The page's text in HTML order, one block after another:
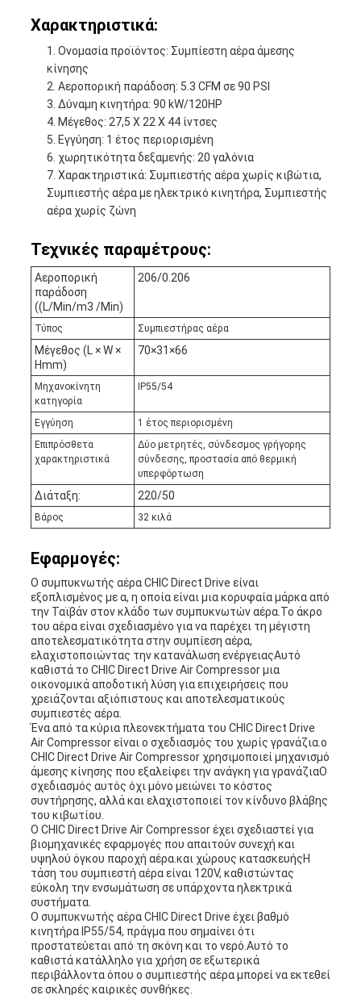
Χαρακτηριστικά:
Ονομασία προϊόντος: Συμπίεστη αέρα άμεσης
κίνησης
Αεροπορική παράδοση: 5.3 CFM σε 90 PSI
Δύναμη κινητήρα: 90 kW/120HP
Μέγεθος: 27,5 X 22 X 44 ίντσες
Εγγύηση: 1 έτος περιορισμένη
χωρητικότητα δεξαμενής: 20 γαλόνια
Χαρακτηριστικά: Συμπιεστής αέρα χωρίς κιβώτια,
Συμπιεστής αέρα με ηλεκτρικό κινητήρα, Συμπιεστής
αέρα χωρίς ζώνη
Τεχνικές παραμέτρους:
Αεροπορική
παράδοση
((L/Min/m3 /Min)
206/0.206
Τύπος Συμπιεστήρας αέρα
Μέγεθος (L × W ×
Hmm)
70×31×66
Μηχανοκίνητη
κατηγορία
IP55/54
Εγγύηση
1 έτος περιορισμένη
Επιπρόσθετα
χαρακτηριστικά
Δύο μετρητές, σύνδεσμος γρήγορης
σύνδεσης, προστασία από θερμική
υπερφόρτωση
Διάταξη: 220/50
Βάρος 32 κιλά
Εφαρμογές:
Ο συμπυκνωτής αέρα CHIC Direct Drive είναι
εξοπλισμένος με α, η οποία είναι μια κορυφαία μάρκα από
την Ταϊβάν στον κλάδο των συμπυκνωτών αέρα.Το άκρο
του αέρα είναι σχεδιασμένο για να παρέχει τη μέγιστη
αποτελεσματικότητα στην συμπίεση αέρα,
ελαχιστοποιώντας την κατανάλωση ενέργειαςΑυτό
καθιστά το CHIC Direct Drive Air Compressor μια
οικονομικά αποδοτική λύση για επιχειρήσεις που
χρειάζονται αξιόπιστους και αποτελεσματικούς
συμπιεστές αέρα.
Ένα από τα κύρια πλεονεκτήματα του CHIC Direct Drive
Air Compressor είναι ο σχεδιασμός του χωρίς γρανάζια.ο
CHIC Direct Drive Air Compressor χρησιμοποιεί μηχανισμό
άμεσης κίνησης που εξαλείφει την ανάγκη για γρανάζιαΟ
σχεδιασμός αυτός όχι μόνο μειώνει το κόστος
συντήρησης, αλλά και ελαχιστοποιεί τον κίνδυνο βλάβης
του κιβωτίου.
Ο CHIC Direct Drive Air Compressor έχει σχεδιαστεί για
βιομηχανικές εφαρμογές που απαιτούν συνεχή και
υψηλού όγκου παροχή αέρα.και χώρους κατασκευήςΗ
τάση του συμπιεστή αέρα είναι 120V, καθιστώντας
εύκολη την ενσωμάτωση σε υπάρχοντα ηλεκτρικά
συστήματα.
Ο συμπυκνωτής αέρα CHIC Direct Drive έχει βαθμό
κινητήρα IP55/54, πράγμα που σημαίνει ότι
προστατεύεται από τη σκόνη και το νερό.Αυτό το
καθιστά κατάλληλο για χρήση σε εξωτερικά
περιβάλλοντα όπου ο συμπιεστής αέρα μπορεί να εκτεθεί
σε σκληρές καιρικές συνθήκες.